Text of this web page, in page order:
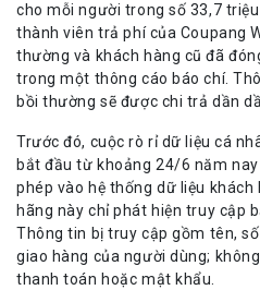
cho mỗi người trong số 33,7
thành viên trả phí của Coupang
thường và khách hàng cũ đã
trong một thông cáo báo chí.
bồi thường sẽ được chi trả dần
Trước đó, cuộc rò rỉ dữ liệu cá
bắt đầu từ khoảng 24/6 năm
phép vào hệ thống dữ liệu
hãng này chỉ phát hiện truy cập
Thông tin bị truy cập gồm tên,
giao hàng của người dùng;
thanh toán hoặc mật khẩu.